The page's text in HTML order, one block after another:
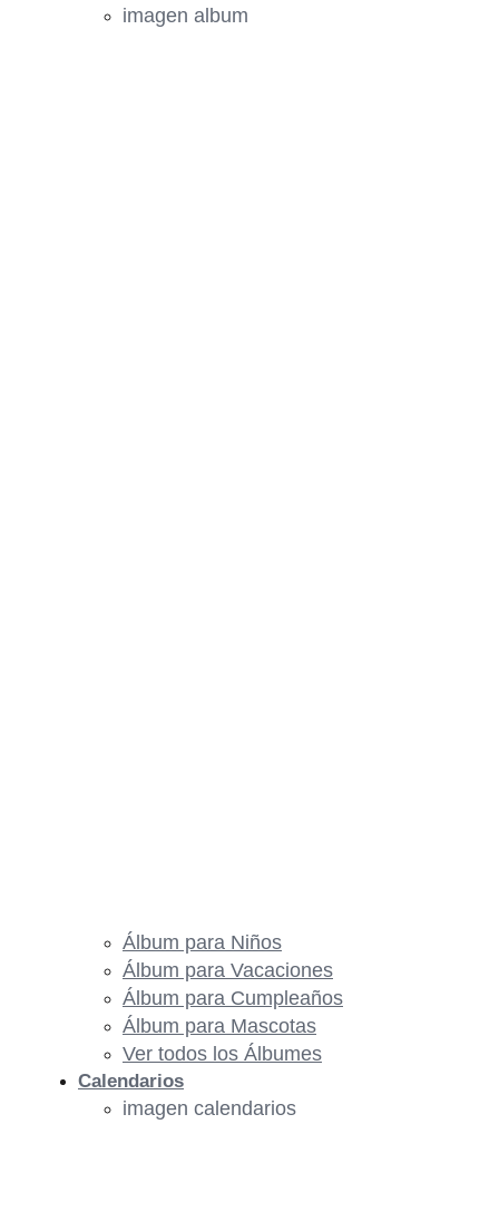
imagen album
Álbum para Niños
Álbum para Vacaciones
Álbum para Cumpleaños
Álbum para Mascotas
Ver todos los Álbumes
Calendarios
imagen calendarios